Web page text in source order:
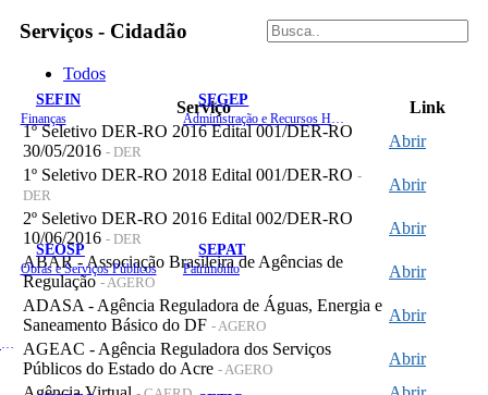
SEFIN
Finanças
SEGEP
SEOSP
Obras e Serviços Públicos
SEPAT
Patrimônio
Serviços - Cidadão
Todos
Serviço
Link
1º Seletivo DER-RO 2016 Edital 001/DER-RO
30/05/2016 - DER
Abrir
1º Seletivo DER-RO 2018 Edital 001/DER-RO -
DER
Abrir
2º Seletivo DER-RO 2016 Edital 002/DER-RO
10/06/2016 - DER
Abrir
ABAR - Associação Brasileira de Agências de
Regulação- AGERO
Abrir
ADASA - Agência Reguladora de Águas, Energia e
Saneamento Básico do DF - AGERO
Abrir
AGEAC - Agência Reguladora dos Serviços
Públicos do Estado do Acre - AGERO
Abrir